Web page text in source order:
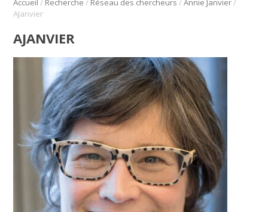
Accueil / Recherche / Réseau des chercheurs /Annie Janvier/
AJanvier
AJANVIER